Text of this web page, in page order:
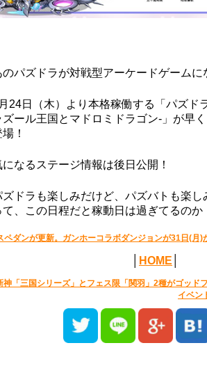
のパズドラが対戦型アーケードゲームに
24日（木）より本格稼働する「パズド
ズール王国とマドロミドラゴン-」が早
！
になるステージ情報は後日公開！
ズドラも楽しみだけど、パズバトも楽し
て、この日程だと稼動日は過ぎてるのか
ペダンが更新。ガンホーコラボダンジョンが31日(月)
HOME
神「三国シリーズ」とフェス限「関羽」2種がゴッド
イベ